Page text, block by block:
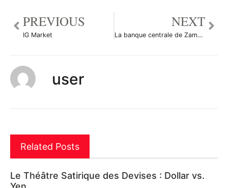
PREVIOUS
IG Market
NEXT
La banque centrale de Zambie veut réduire l’inflation
user
Related Posts
Le Théâtre Satirique des Devises : Dollar vs.